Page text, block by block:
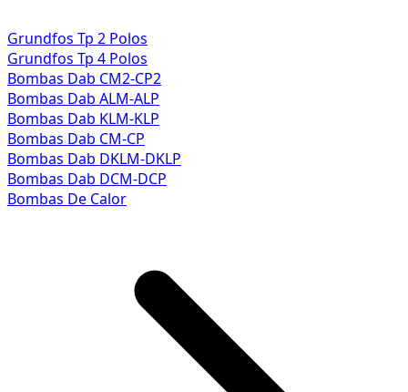
Grundfos Tp 2 Polos
Grundfos Tp 4 Polos
Bombas Dab CM2-CP2
Bombas Dab ALM-ALP
Bombas Dab KLM-KLP
Bombas Dab CM-CP
Bombas Dab DKLM-DKLP
Bombas Dab DCM-DCP
Bombas De Calor